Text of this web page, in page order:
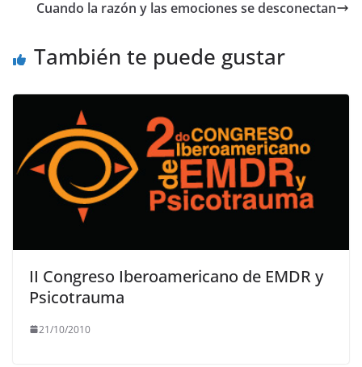
o p k
Cuando la razón y las emociones se desconectan
También te puede gustar
II Congreso Iberoamericano de EMDR y
Psicotrauma
21/10/2010